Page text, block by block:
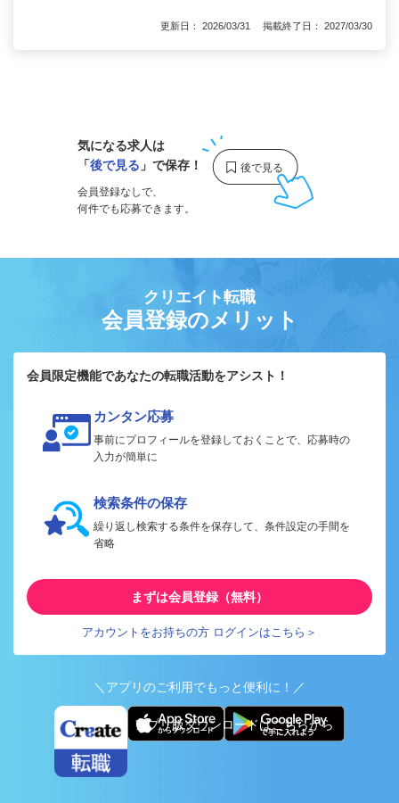
更新日： 2026/03/31 掲載終了日： 2027/03/30
気になる求人は
「後で見る 」で保存！
会員登録なしで、
何件でも応募できます。
クリエイト転職
会員登録のメリット
会員限定機能であなたの転職活動をアシスト！
カンタン応募
事前にプロフィールを登録しておくことで、応募時の
入力が簡単に
検索条件の保存
繰り返し検索する条件を保存して、条件設定の手間を
省略
まずは会員登録（無料）
アカウントをお持ちの方 ログインはこちら＞
＼アプリのご利用でもっと便利に！／
アプリ版ダウンロードはこちらから